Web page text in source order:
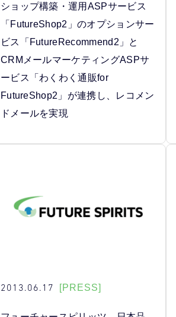
ショップ構築・運用ASPサービス
「FutureShop2」のオプションサー
ビス「FutureRecommend2」と
CRMメールマーケティングASPサ
ービス「わくわく通販for
FutureShop2」が連携し、レコメン
ドメールを実現
2013.06.17 [PRESS]